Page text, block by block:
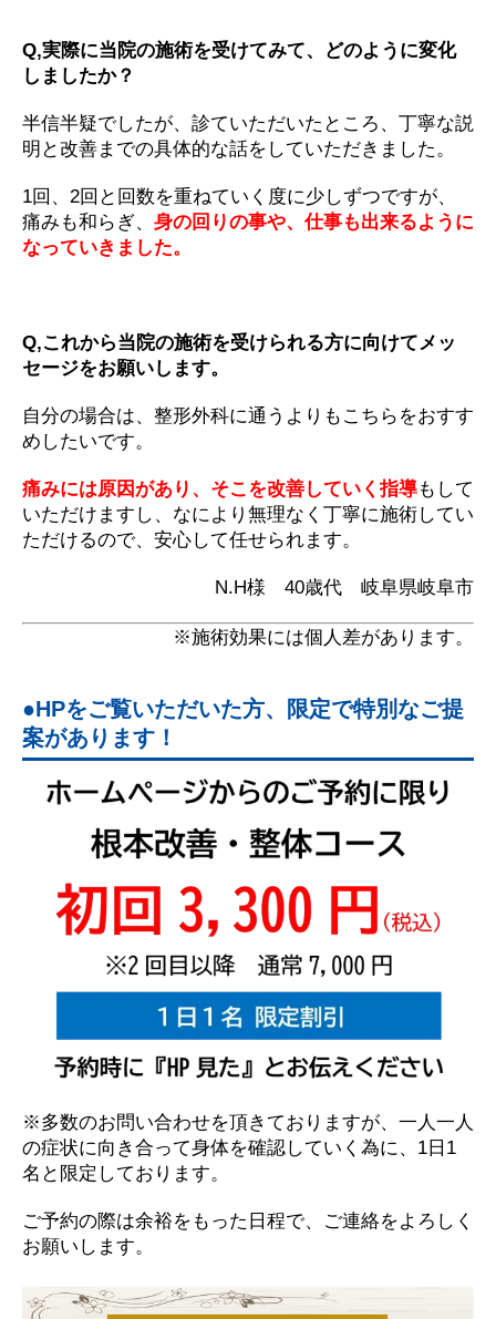
Q,実際に当院の施術を受けてみて、どのように変化
しましたか？
半信半疑でしたが、診ていただいたところ、丁寧な説
明と改善までの具体的な話をしていただきました。
1回、2回と回数を重ねていく度に少しずつですが、
痛みも和らぎ、 身の回りの事や、仕事も出来るように
なっていきました。
Q,これから当院の施術を受けられる方に向けてメッ
セージをお願いします。
自分の場合は、整形外科に通うよりもこちらをおすす
めしたいです。
痛みには原因があり、そこを改善していく指導もして
いただけますし、なにより無理なく丁寧に施術してい
ただけるので、安心して任せられます。
N.H様 40歳代 岐阜県岐阜市
※施術効果には個人差があります。
HPをご覧いただいた方、限定で特別なご提
案があります！
※多数のお問い合わせを頂きておりますが、一人一人
の症状に向き合って身体を確認していく為に、1日1
名と限定しております。
ご予約の際は余裕をもった日程で、ご連絡をよろしく
お願いします。